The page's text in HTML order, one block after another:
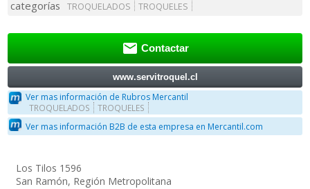
categorías TROQUELADOS TROQUELES
 Contactar
www.servitroquel.cl
Ver mas información de Rubros Mercantil
TROQUELADOS TROQUELES
Ver mas información B2B de esta empresa en Mercantil.com
Los Tilos 1596
San Ramón, Región Metropolitana